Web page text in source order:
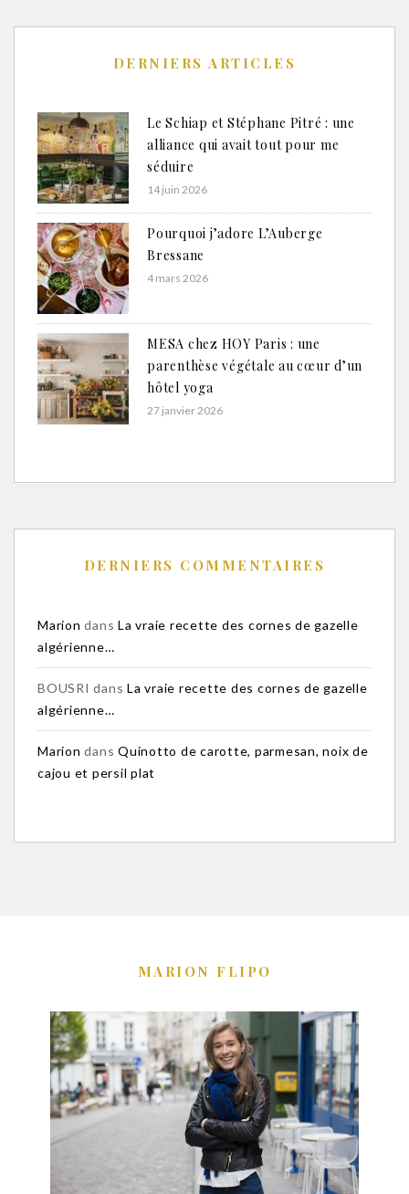
DERNIERS ARTICLES
Le Schiap et Stéphane Pitré : une
alliance qui avait tout pour me
séduire
14 juin 2026
Pourquoi j’adore L’Auberge
Bressane
4 mars 2026
MESA chez HOY Paris : une
parenthèse végétale au cœur d’un
hôtel yoga
27 janvier 2026
DERNIERS COMMENTAIRES
Marion dans La vraie recette des cornes de gazelle
algérienne…
BOUSRI dans La vraie recette des cornes de gazelle
algérienne…
Marion dans Quinotto de carotte, parmesan, noix de
cajou et persil plat
MARION FLIPO